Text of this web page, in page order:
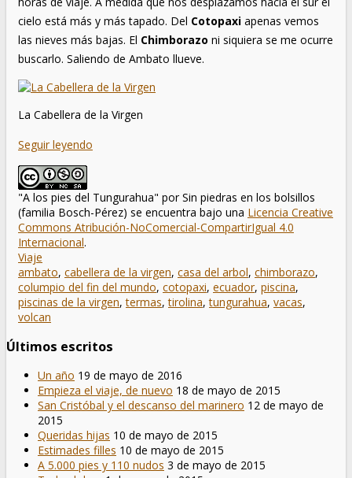
cielo está más y más tapado. Del Cotopaxi apenas vemos
las nieves más bajas. El Chimborazo ni siquiera se me ocurre
buscarlo. Saliendo de Ambato llueve.
La Cabellera de la Virgen
Seguir leyendo
"A los pies del Tungurahua" porSin piedras en los bolsillos
(familia Bosch-Pérez) se encuentra bajo una Licencia Creative
Commons Atribución-NoComercial-CompartirIgual 4.0
Internacional.
Viaje
ambato, cabellera de la virgen, casa del arbol, chimborazo,
columpio del fin del mundo, cotopaxi, ecuador, piscina,
piscinas de la virgen,termas,tirolina,tungurahua, vacas,
volcan
Últimos escritos
Un año 19 de mayo de 2016
Empieza el viaje, de nuevo 18 de mayo de 2015
San Cristóbal y el descanso del marinero 12 de mayo de
2015
Queridas hijas 10 de mayo de 2015
Estimades filles 10 de mayo de 2015
A 5.000 pies y 110 nudos 3 de mayo de 2015